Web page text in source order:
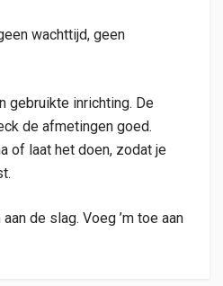
wachttijd, geen
gebruikte inrichting. De
de afmetingen goed.
of laat het doen, zodat je
de slag. Voeg ’m toe aan